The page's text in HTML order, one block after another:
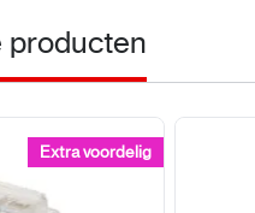
producten
Extra voordelig
Extra voordelig